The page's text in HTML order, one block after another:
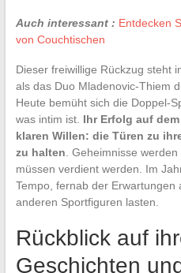
Auch interessant : Entdecken
von Couchtischen
Dieser freiwillige Rückzug steht
als das Duo Mladenovic-Thiem
Heute bemüht sich die Doppel-
was intim ist. Ihr Erfolg auf
klaren Willen: die Türen zu
zu halten . Geheimnisse
müssen verdient werden. Im
Tempo, fernab der Erwartungen
anderen Sportfiguren lasten.
Rückblick auf
Geschichten